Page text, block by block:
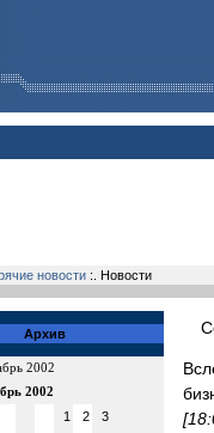
новости :. Новости
Архив
2002
2002
1 2
3